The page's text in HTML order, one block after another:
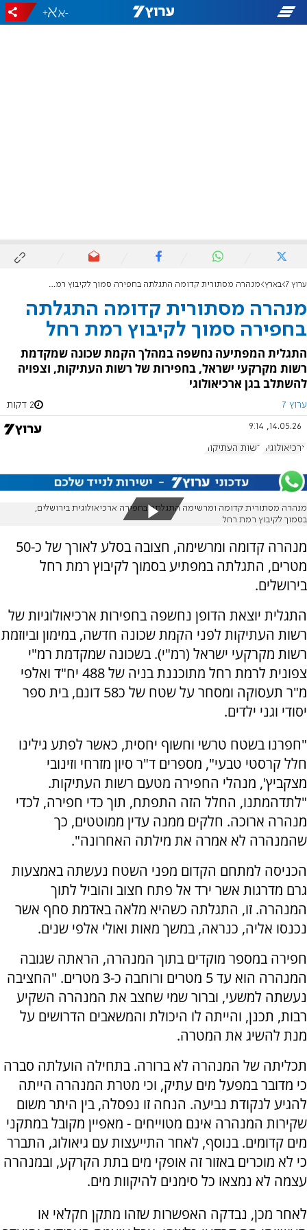
-
+
ערוץ 7 בארץ מנהרה מסתורית קדומה התגלתה בחפירה סמוך לקיבוץ רמת רחל
מנהרה מסתורית קדומה התגלתה
בחפירה סמוך לקיבוץ רמת רחל
התגלית המפתיעה נחשפה במהלך הקמת שכונה שמקדמת
רשות מקרקעי ישראל, בחפירות של רשות העתיקות, וצפויה
להשתלב בגן ארכיאולוגי
ערוץ 7 2 דקות
14.05.26, 9:14
ארכיאולוגיה רשות העתיקות
מנהרה מסתורית קדומה ומרשימה התגלתה בחפירה ארכיאולוגית בירושלים,
בסמוך לקיבוץ רמת רחל
מנהרה קדומה ומרשימה, חצובה בסלע לאורך של כ-50
מטרים, התגלתה במפתיע בסמוך לקיבוץ רמת רחל
בירושלים.
התגלית יוצאת הדופן נחשפה בחפירות ארכיאולוגיות של
רשות העתיקות לפני הקמת שכונה חדשה, במימון וביוזמת
רשות מקרקעי ישראל (רמ"י). בשכונה שמקדמת רמ"י
צפונית לרמת רחל מתוכננת בניה של 488 יח"ד ואלפי
מ"ר תעסוקה ומסחר על שטח של כ58 דונם, בית ספר
יסודי וגני ילדים.
"חפרנו בשטח טרשי וחשוף יחסית, כאשר לפתע גילינו
חלל קרסטי טבעי", מספרים ד"ר סיון מזרחי וזינובי
מצקביץ', מנהלי החפירה מטעם רשות העתיקות.
"לתדהמתנו, החלל הזה התפתח, תוך כדי חפירה, לכדי
מנהרה ארוכה. חלקים ממנה עדין ממוטטים, כך
שהמנהרה לא אמרה את מילתה האחרונה".
הכניסה למתחם הקדום מפני השטח נעשתה באמצעות
גרם מדרגות אשר ירד אל פתח חצוב והוביל לתוך
המנהרה. זו, התגלתה כשהיא מלאה באדמת סחף אשר
נכנסו אליה, כנראה, במשך מאות ואולי אלפי שנים.
חפירה במספר מוקדים בתוך המנהרה, הראתה שגובה
המנהרה הוא עד 5 מטרים ורוחבה כ-3 מטרים. "החציבה
נעשתה למשעי, וברור שמי שחצב את המנהרה השקיע
רבות, תכנן, והייתה לו היכולת והמשאבים הדרושים על
מנת להשיג את המטרה.
תכליתה של המנהרה לא ברורה. בתחילה הועלתה סברה
כי מדובר במפעל מים עתיק, וכי מטרת המנהרה הייתה
להגיע לנקודת נביעה. הנחה זו נפסלה, בין היתר משום
שקירות המנהרה אינם מטוייחים - מאפיין מקובל במתקני
מים קדומים. בנוסף, לאחר התייעצות עם גיאולוג, התברר
כי לא מוכרים באזור זה אופקי מים בתת הקרקע, ובמנהרה
עצמה לא נמצאו כל סימנים להיקוות מים.
לאחר מכן, נבדקה האפשרות שזהו מתקן חקלאי או